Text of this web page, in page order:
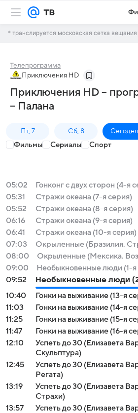
* транслируется московская сетка вещания
Телепрограмма
Приключения HD
Приключения HD –
– Палана
Пт, 7 Сб, 8 Сегодня
Фильмы Сериалы Спорт
05:02
Гонконг с двух сторон (4-я
05:31
Стражи океана (7-я серия)
05:52
Стражи океана (8-я серия)
06:16
Стражи океана (9-я серия)
06:41
Стражи океана (10-я серия)
07:03
Окрыленные (Бразилия.
08:00
Окрыленные (Мексика.
09:00
Необыкновенные люди (1-я
09:52
Необыкновенные люди
10:40
Гонки на выживание (13-я
11:03
Гонки на выживание (14-я
11:25
Гонки на выживание (15-я
11:47
Гонки на выживание (16-я
12:10
Успеть до 30 (Елизавета
Скульптура)
12:45
Успеть до 30 (Елизавета
Регата)
13:19
Успеть до 30 (Елизавета
Страхи)
13:57
Успеть до 30 (Елизавета